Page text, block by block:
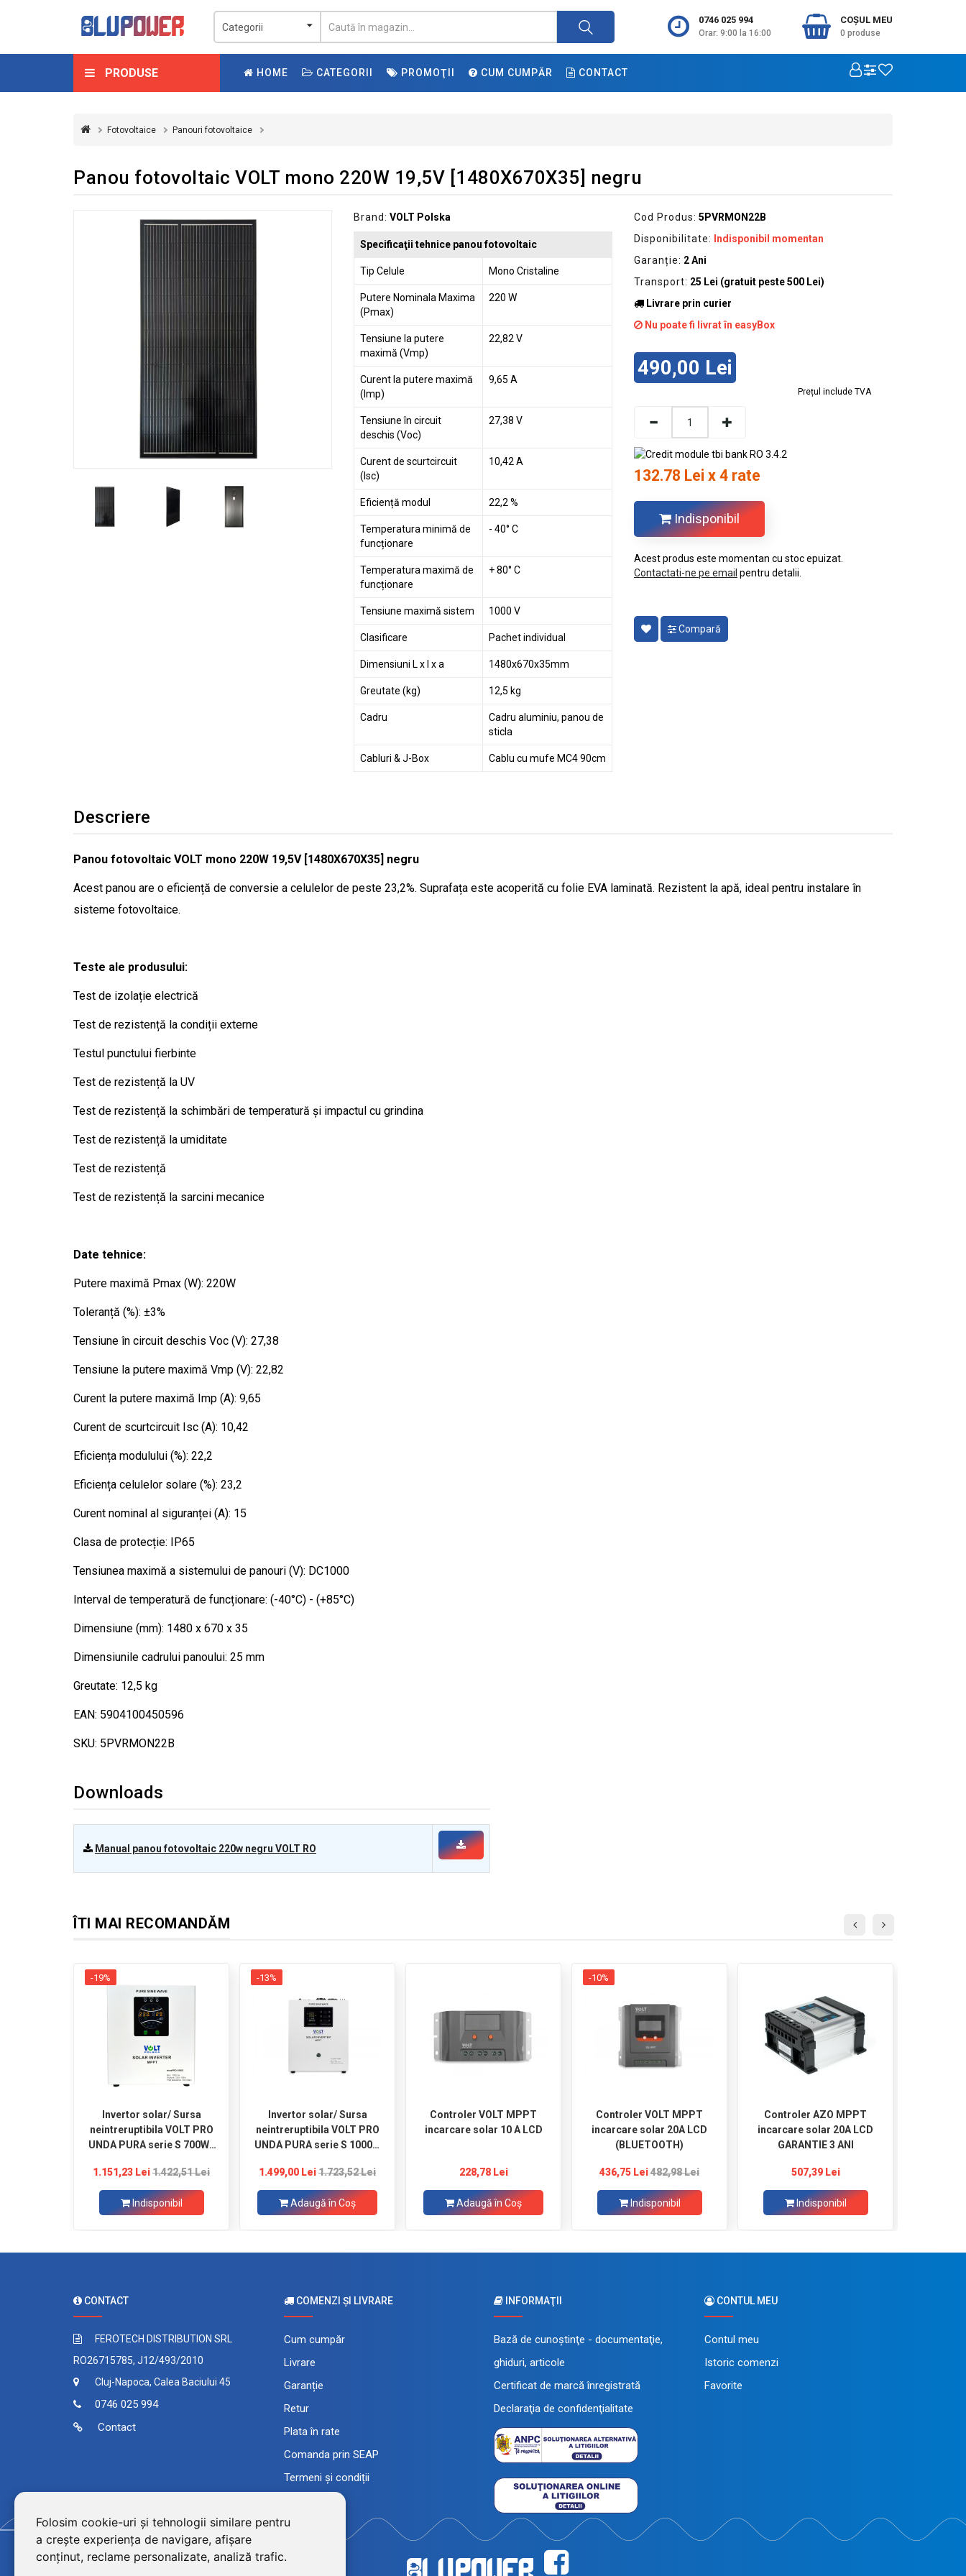
Folosim cookie-uri și tehnologii similare pentru
a crește experiența de navigare, afișare
conținut, reclame personalizate, analiză trafic.
0746 025 994
Orar: 9:00 la 16:00
COŞUL MEU
0 produse
PRODUSE HOME CATEGORII PROMOŢII CUM CUMPĂR CONTACT
Fotovoltaice Panouri fotovoltaice
Panou fotovoltaic VOLT mono 220W 19,5V [1480X670X35] negru
Brand: VOLT Polska
Specificaţii tehnice panou fotovoltaic
Tip Celule Mono Cristaline
Putere Nominala Maxima
(Pmax)
220 W
Tensiune la putere
maximă (Vmp)
22,82 V
Curent la putere maximă
(Imp)
9,65 A
Tensiune în circuit
deschis (Voc)
27,38 V
Curent de scurtcircuit
(Isc)
10,42 A
Eficiență modul 22,2 %
Temperatura minimă de
funcționare
- 40° C
Temperatura maximă de
funcționare
+ 80° C
Tensiune maximă sistem 1000 V
Clasificare Pachet individual
Dimensiuni L x l x a 1480x670x35mm
Greutate (kg) 12,5 kg
Cadru
Cadru aluminiu, panou de
sticla
Cabluri & J-Box Cablu cu mufe MC4 90cm
Cod Produs: 5PVRMON22B
Disponibilitate:
Indisponibil momentan
Garanție: 2 Ani
Transport: 25 Lei (gratuit peste 500 Lei)
Livrare prin curier
Nu poate fi livrat în easyBox
490,00 Lei
Prețul include TVA
132.78 Lei x 4 rate
Indisponibil
Acest produs este momentan cu stoc epuizat.
Contactati-ne pe email pentru detalii.
Compară
Descriere
Panou fotovoltaic VOLT mono 220W 19,5V [1480X670X35] negru
Acest panou are o eficiență de conversie a celulelor de peste 23,2%. Suprafața este acoperită cu folie EVA laminată. Rezistent la apă, ideal pentru instalare în
sisteme fotovoltaice.
Teste ale produsului:
Test de izolație electrică
Test de rezistență la condiții externe
Testul punctului fierbinte
Test de rezistență la UV
Test de rezistență la schimbări de temperatură și impactul cu grindina
Test de rezistență la umiditate
Test de rezistență
Test de rezistență la sarcini mecanice
Date tehnice:
Putere maximă Pmax (W): 220W
Toleranță (%): ±3%
Tensiune în circuit deschis Voc (V): 27,38
Tensiune la putere maximă Vmp (V): 22,82
Curent la putere maximă Imp (A): 9,65
Curent de scurtcircuit Isc (A): 10,42
Eficiența modulului (%): 22,2
Eficiența celulelor solare (%): 23,2
Curent nominal al siguranței (A): 15
Clasa de protecție: IP65
Tensiunea maximă a sistemului de panouri (V): DC1000
Interval de temperatură de funcționare: (-40°C) - (+85°C)
Dimensiune (mm): 1480 x 670 x 35
Dimensiunile cadrului panoului: 25 mm
Greutate: 12,5 kg
EAN: 5904100450596
SKU: 5PVRMON22B
Downloads
Manual panou fotovoltaic 220w negru VOLT RO
ÎTI MAI RECOMANDĂM
Invertor solar/ Sursa
neintreruptibila VOLT PRO
UNDA PURA serie S 700W /
1.151,23 Lei1.422,51 Lei
-19%
Indisponibil
Invertor solar/ Sursa
neintreruptibila VOLT PRO
UNDA PURA serie S 1000W
1.499,00 Lei1.723,52 Lei
-13%
Adaugă în Coş
Controler VOLT MPPT
incarcare solar 10 A LCD
228,78 Lei
Adaugă în Coş
Controler VOLT MPPT
incarcare solar 20A LCD
(BLUETOOTH)
436,75 Lei482,98 Lei
-10%
Indisponibil
Controler AZO MPPT
incarcare solar 20A LCD
GARANTIE 3 ANI
507,39 Lei
Indisponibil
CONTACT
FEROTECH DISTRIBUTION SRL
RO26715785, J12/493/2010
Cluj-Napoca, Calea Baciului 45
0746 025 994
Contact
COMENZI ŞI LIVRARE
Cum cumpăr
Livrare
Garanție
Retur
Plata în rate
Comanda prin SEAP
Termeni și condiții
INFORMAŢII
Bază de cunoştinţe - documentaţie,
ghiduri, articole
Certificat de marcă înregistrată
Declaraţia de confidenţialitate
CONTUL MEU
Contul meu
Istoric comenzi
Favorite